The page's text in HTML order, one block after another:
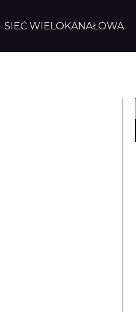
SIEĆ WIELOKANAŁOWA